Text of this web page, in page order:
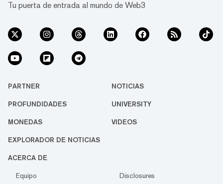
Tu puerta de entrada al mundo de Web3
PARTNER NOTICIAS
PROFUNDIDADES UNIVERSITY
MONEDAS VIDEOS
EXPLORADOR DE NOTICIAS
ACERCA DE
Equipo Disclosures